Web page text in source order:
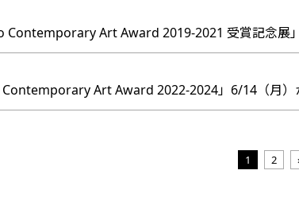
Contemporary Art Award 2019-2021 受賞記念展
Contemporary Art Award 2022-2024」6/14（月）
1 2